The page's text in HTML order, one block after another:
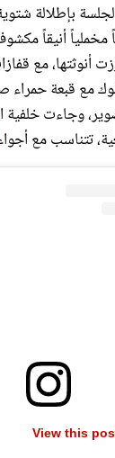
بإطلالة
أنيقاً
أنوثتها، مع
مع قبعة حمراء
وجاءت
تتناسب مع
View this